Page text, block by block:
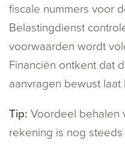
fiscale nummers voor
Belastingdienst
voorwaarden wordt
Financiën ontkent dat
aanvragen bewust
Tip: Voordeel behalen
rekening is nog